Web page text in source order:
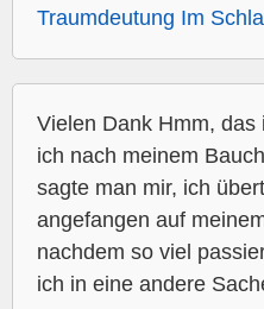
Traumdeutung Im
Vielen Dank Hmm, das
ich nach meinem
sagte man mir, ich
angefangen auf
nachdem so viel
ich in eine andere